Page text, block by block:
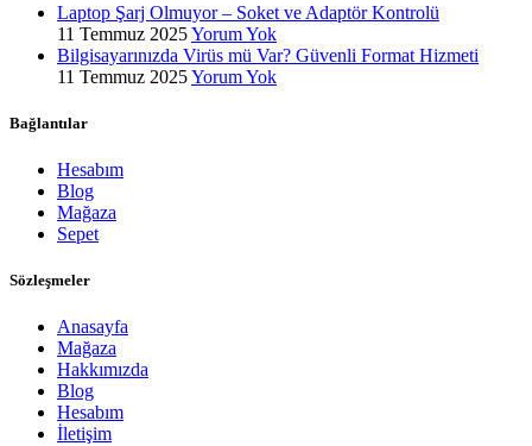
Laptop Şarj Olmuyor – Soket ve Adaptör Kontrolü
11 Temmuz 2025Yorum Yok
Bilgisayarınızda Virüs mü Var? Güvenli Format Hizmeti
11 Temmuz 2025Yorum Yok
Bağlantılar
Hesabım
Blog
Mağaza
Sepet
Sözleşmeler
Anasayfa
Mağaza
Hakkımızda
Blog
Hesabım
İletişim